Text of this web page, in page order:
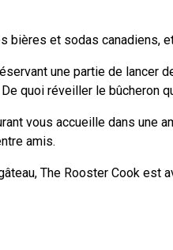
bières et sodas canadiens,
une partie de lancer
quoi réveiller le bûcheron
vous accueille dans une
amis.
The Rooster Cook est